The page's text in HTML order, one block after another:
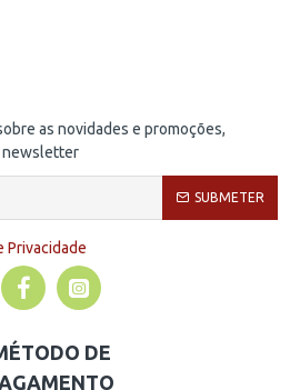
as novidades e promoções,
newsletter
SUBMETER
Privacidade
DE